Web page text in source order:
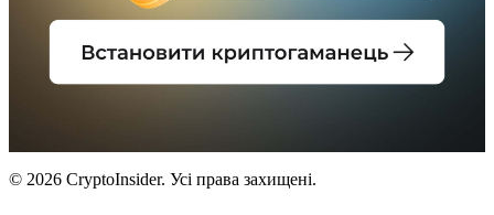
© 2026 CryptoInsider. Усі права захищені.